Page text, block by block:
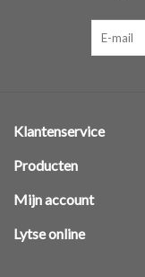
Klantenservice
Producten
Mijn account
Lytse online